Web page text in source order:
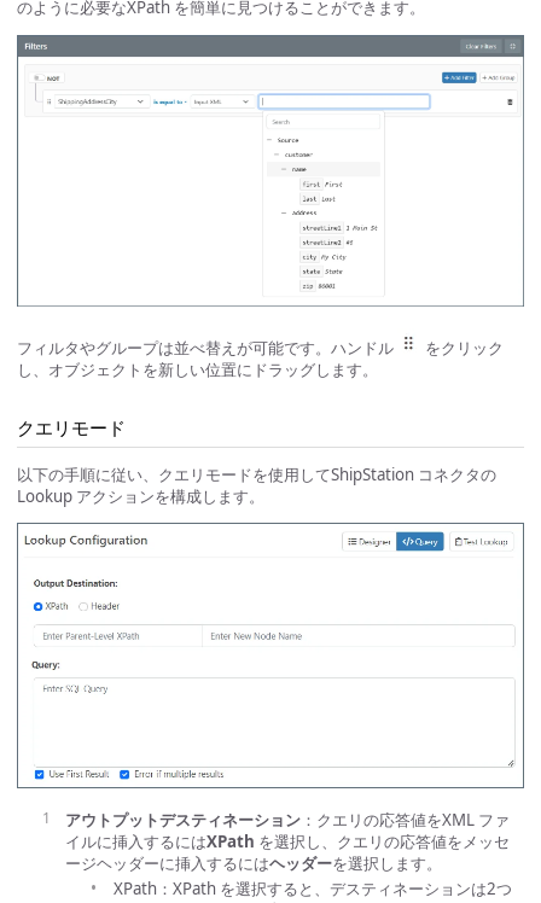
のように必要なXPath を簡単に見つけることができます。
フィルタやグループは並べ替えが可能です。ハンドル
をクリック
し、オブジェクトを新しい位置にドラッグします。
クエリモード
以下の手順に従い、クエリモードを使用してShipStation コネクタの
Lookup アクションを構成します。
アウトプットデスティネーション ：クエリの応答値をXML ファ
イルに挿入するにはXPath を選択し、クエリの応答値をメッセ
ージヘッダーに挿入するにはヘッダーを選択します。
XPath：XPath を選択すると、デスティネーションは2つ